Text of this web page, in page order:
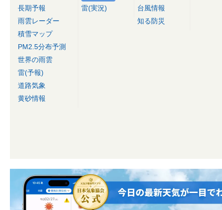
長期予報
雨雲レーダー
積雪マップ
PM2.5分布予測
世界の雨雲
雷(予報)
道路気象
黄砂情報
雷(実況)
台風情報
知る防災